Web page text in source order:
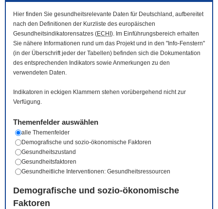
Hier finden Sie gesundheitsrelevante Daten für Deutschland, aufbereitet
nach den Definitionen der Kurzliste des europäischen
Gesundheitsindikatorensatzes (ECHI ). Im Einführungsbereich erhalten
Sie nähere Informationen rund um das Projekt und in den "Info-Fenstern"
(in der Überschrift jeder der Tabellen) befinden sich die Dokumentation
des entsprechenden Indikators sowie Anmerkungen zu den
verwendeten Daten.
Indikatoren in eckigen Klammern stehen vorübergehend nicht zur
Verfügung.
Themenfelder auswählen
alle Themenfelder
Demografische und sozio-ökonomische Faktoren
Gesundheitszustand
Gesundheitsfaktoren
Gesundheitliche Interventionen: Gesundheitsressourcen
Demografische und sozio-ökonomische
Faktoren